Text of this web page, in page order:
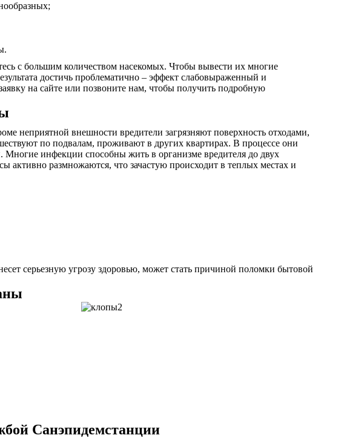
с большим количеством насекомых. Чтобы вывести их многие
достичь проблематично – эффект слабовыраженный и
на сайте или позвоните нам, чтобы получить подробную
неприятной внешности вредители загрязняют поверхность отходами,
по подвалам, проживают в других квартирах. В процессе они
инфекции способны жить в организме вредителя до двух
активно размножаются, что зачастую происходит в теплых местах и
серьезную угрозу здоровью, может стать причиной поломки бытовой
Санэпидемстанции